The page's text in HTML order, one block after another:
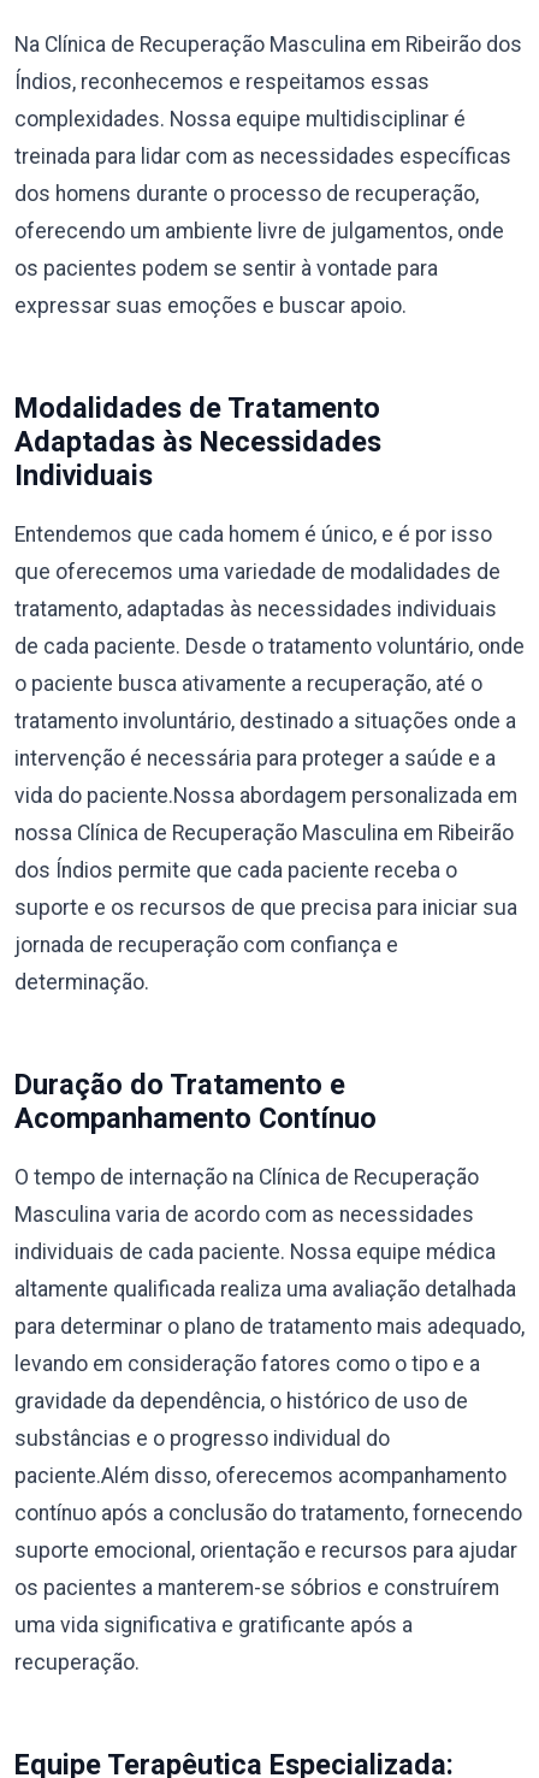
Na Clínica de Recuperação Masculina em Ribeirão dos
Índios, reconhecemos e respeitamos essas
complexidades. Nossa equipe multidisciplinar é
treinada para lidar com as necessidades específicas
dos homens durante o processo de recuperação,
oferecendo um ambiente livre de julgamentos, onde
os pacientes podem se sentir à vontade para
expressar suas emoções e buscar apoio.
Modalidades de Tratamento
Adaptadas às Necessidades
Individuais
Entendemos que cada homem é único, e é por isso
que oferecemos uma variedade de modalidades de
tratamento, adaptadas às necessidades individuais
de cada paciente. Desde o tratamento voluntário, onde
o paciente busca ativamente a recuperação, até o
tratamento involuntário, destinado a situações onde a
intervenção é necessária para proteger a saúde e a
vida do paciente.Nossa abordagem personalizada em
nossa Clínica de Recuperação Masculina em Ribeirão
dos Índios permite que cada paciente receba o
suporte e os recursos de que precisa para iniciar sua
jornada de recuperação com confiança e
determinação.
Duração do Tratamento e
Acompanhamento Contínuo
O tempo de internação na Clínica de Recuperação
Masculina varia de acordo com as necessidades
individuais de cada paciente. Nossa equipe médica
altamente qualificada realiza uma avaliação detalhada
para determinar o plano de tratamento mais adequado,
levando em consideração fatores como o tipo e a
gravidade da dependência, o histórico de uso de
substâncias e o progresso individual do
paciente.Além disso, oferecemos acompanhamento
contínuo após a conclusão do tratamento, fornecendo
suporte emocional, orientação e recursos para ajudar
os pacientes a manterem-se sóbrios e construírem
uma vida significativa e gratificante após a
recuperação.
Equipe Terapêutica Especializada: